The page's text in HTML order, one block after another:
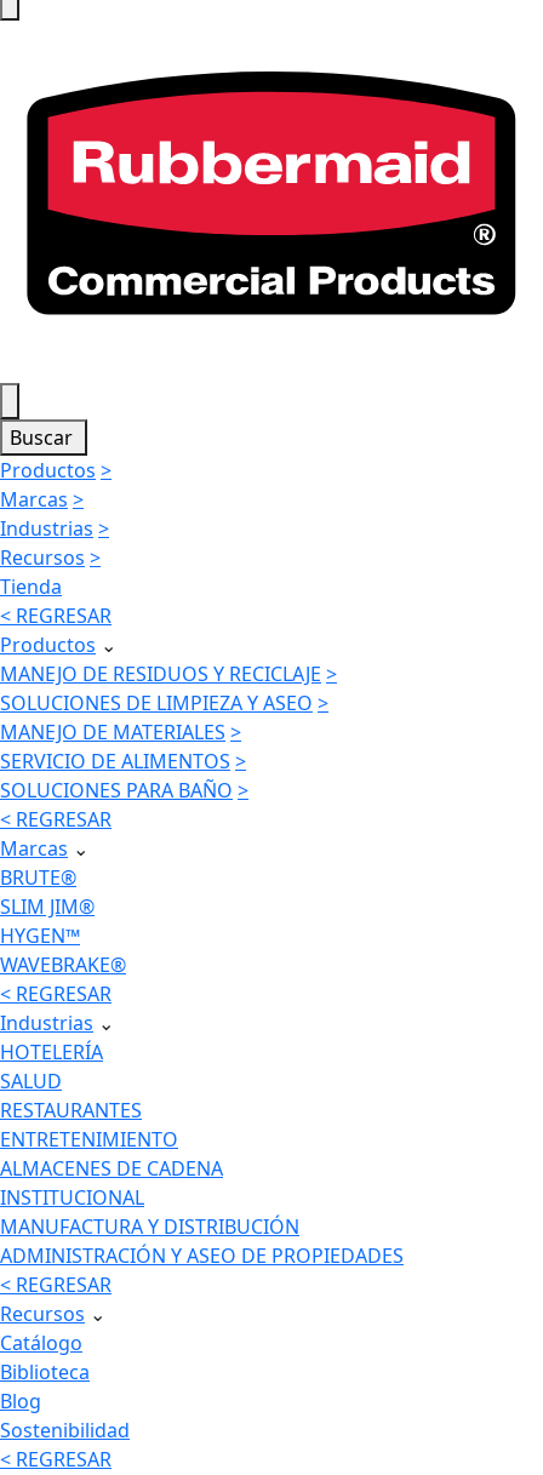
Buscar
Productos >
Marcas >
Industrias >
Recursos >
Tienda
< REGRESAR
Productos ⌄
MANEJO DE RESIDUOS Y RECICLAJE >
SOLUCIONES DE LIMPIEZA Y ASEO >
MANEJO DE MATERIALES >
SERVICIO DE ALIMENTOS >
SOLUCIONES PARA BAÑO >
< REGRESAR
Marcas ⌄
BRUTE®
SLIM JIM®
HYGEN™
WAVEBRAKE®
< REGRESAR
Industrias ⌄
HOTELERÍA
SALUD
RESTAURANTES
ENTRETENIMIENTO
ALMACENES DE CADENA
INSTITUCIONAL
MANUFACTURA Y DISTRIBUCIÓN
ADMINISTRACIÓN Y ASEO DE PROPIEDADES
< REGRESAR
Recursos ⌄
Catálogo
Biblioteca
Blog
Sostenibilidad
< REGRESAR